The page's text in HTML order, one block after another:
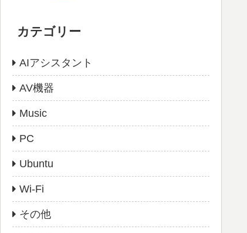
カテゴリー
AIアシスタント
AV機器
Music
PC
Ubuntu
Wi-Fi
その他